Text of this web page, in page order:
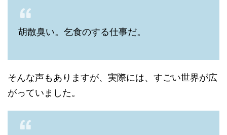
胡散臭い。乞食のする仕事だ。
そんな声もありますが、実際には、すごい世界が広
がっていました。